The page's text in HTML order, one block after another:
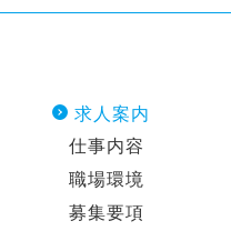
求人案内
仕事内容
職場環境
募集要項